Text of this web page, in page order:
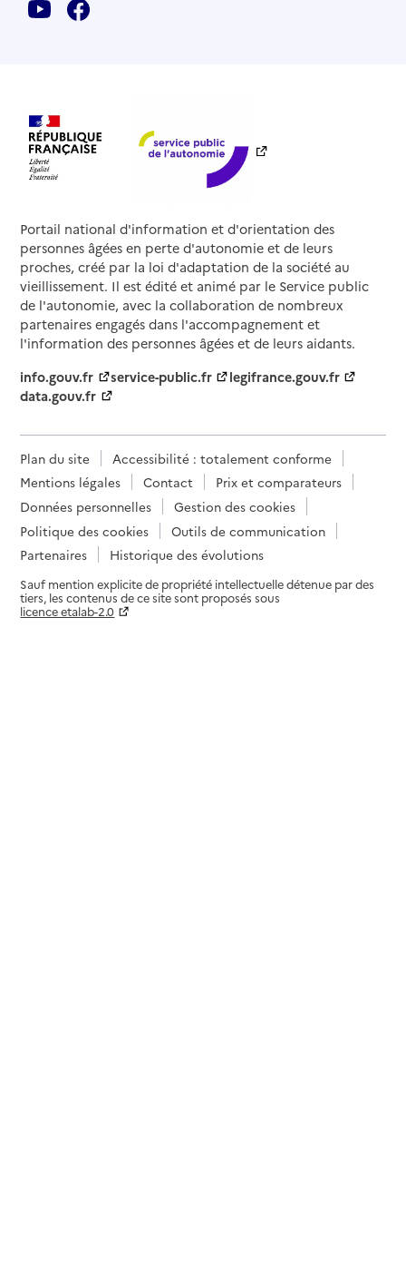
Portail national d'information et d'orientation des
personnes âgées en perte d'autonomie et de leurs
proches, créé par la loi d'adaptation de la société au
vieillissement. Il est édité et animé par le Service public
de l'autonomie, avec la collaboration de nombreux
partenaires engagés dans l'accompagnement et
l'information des personnes âgées et de leurs aidants.
info.gouv.fr
service-public.fr
legifrance.gouv.fr
data.gouv.fr
Plan du site
Accessibilité : totalement conforme
Mentions légales
Contact
Prix et comparateurs
Données personnelles
Gestion des cookies
Politique des cookies
Outils de communication
Partenaires
Historique des évolutions
Sauf mention explicite de propriété intellectuelle détenue par des
tiers, les contenus de ce site sont proposés sous
licence etalab-2.0